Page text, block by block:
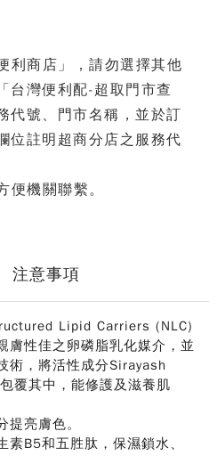
利商店」，請勿選擇其他
台灣便利配-超取門市查
代號、門市名稱，並於訂
位註明超商分店之服務代
機關聯繫。
注意事項
Lipid Carriers (NLC)
膚性佳之卵磷脂乳化媒介，並
術，將活性成分Sirayash
覆其中，能修護及滋養肌
亮膚色。
B5和五胜肽，保濕鎖水、